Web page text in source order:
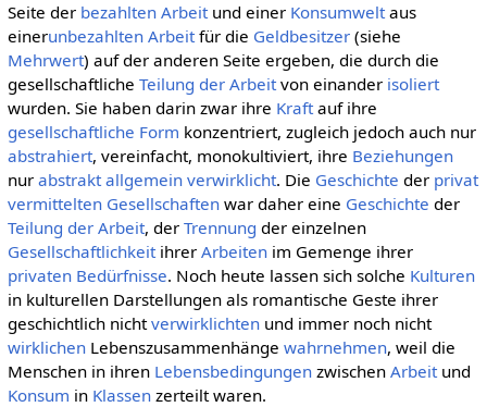
Seite der bezahlten Arbeitund einer Konsumweltaus
einerunbezahlten Arbeitfür die Geldbesitzer(siehe
Mehrwert) auf der anderen Seite ergeben, die durch die
gesellschaftliche Teilung der Arbeitvon einander isoliert
wurden. Sie haben darin zwar ihre Kraftauf ihre
gesellschaftliche Form konzentriert, zugleich jedoch auch nur
abstrahiert, vereinfacht, monokultiviert, ihre Beziehungen
nur abstrakt allgemein verwirklicht. Die Geschichte der privat
vermittelten Gesellschaftenwar daher eine Geschichte der
Teilung der Arbeit, der Trennung der einzelnen
Gesellschaftlichkeitihrer Arbeitenim Gemenge ihrer
privaten Bedürfnisse. Noch heute lassen sich solche Kulturen
in kulturellen Darstellungen als romantische Geste ihrer
geschichtlich nichtverwirklichtenund immer noch nicht
wirklichenLebenszusammenhänge wahrnehmen, weil die
Menschen in ihren Lebensbedingungenzwischen Arbeitund
Konsum in Klassenzerteilt waren.